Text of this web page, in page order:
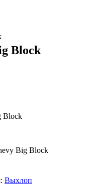
Block
Block
Big Block
Выхлоп